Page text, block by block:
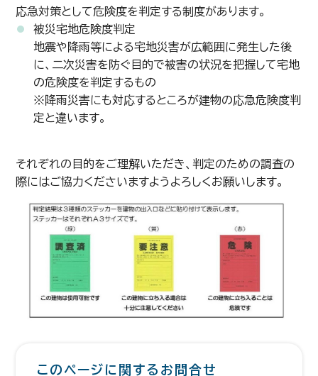
応急対策として危険度を判定する制度があります。
被災宅地危険度判定
地震や降雨等による宅地災害が広範囲に発生した後
に、二次災害を防ぐ目的で被害の状況を把握して宅地
の危険度を判定するもの
※降雨災害にも対応するところが建物の応急危険度判
定と違います。
それぞれの目的をご理解いただき、判定のための調査の
際にはご協力くださいますようよろしくお願いします。
このページに関するお問合せ